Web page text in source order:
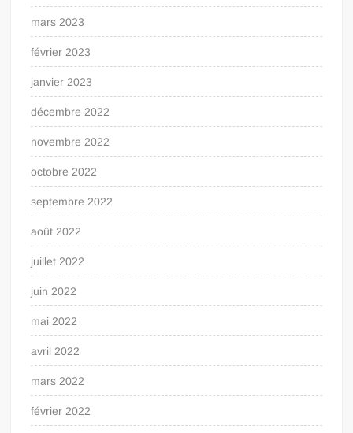
mars 2023
février 2023
janvier 2023
décembre 2022
novembre 2022
octobre 2022
septembre 2022
août 2022
juillet 2022
juin 2022
mai 2022
avril 2022
mars 2022
février 2022